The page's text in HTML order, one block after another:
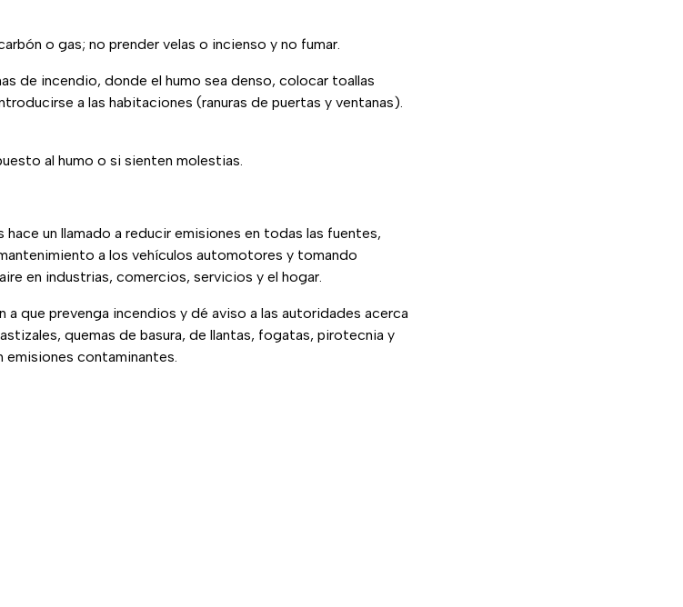
o gas; no prender velas o incienso y no fumar.
de incendio, donde el humo sea denso, colocar toallas
a las habitaciones (ranuras de puertas y ventanas).
al humo o si sienten molestias.
un llamado a reducir emisiones en todas las fuentes,
a los vehículos automotores y tomando
en industrias, comercios, servicios y el hogar.
a que prevenga incendios y dé aviso a las autoridades acerca
quemas de basura, de llantas, fogatas, pirotecnia y
contaminantes.